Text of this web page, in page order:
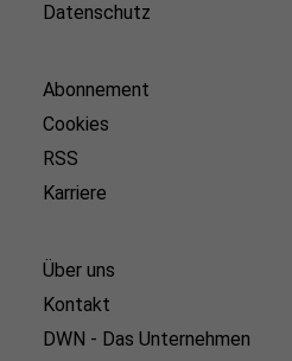
Datenschutz
Abonnement
Cookies
RSS
Karriere
Über uns
Kontakt
DWN - Das Unternehmen